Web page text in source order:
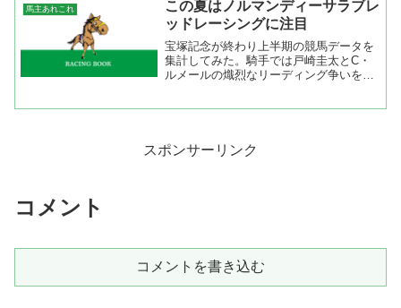
TARGETでデータ集計...
馬主あれこれ
この夏はノルマンディーサラブレ
ッドレーシングに注目
宝塚記念が終わり上半期の競馬データを
集計してみた。騎手では戸崎圭太とC・
ルメールの熾烈なリーディング争いを演
スポンサーリンク
コメント
コメントを書き込む